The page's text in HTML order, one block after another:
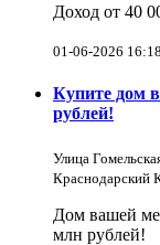
Доход от 40
01-06-2026 16:18
Купите дом
рублей!
Улица
Краснодарский
Дом вашей
млн рублей!